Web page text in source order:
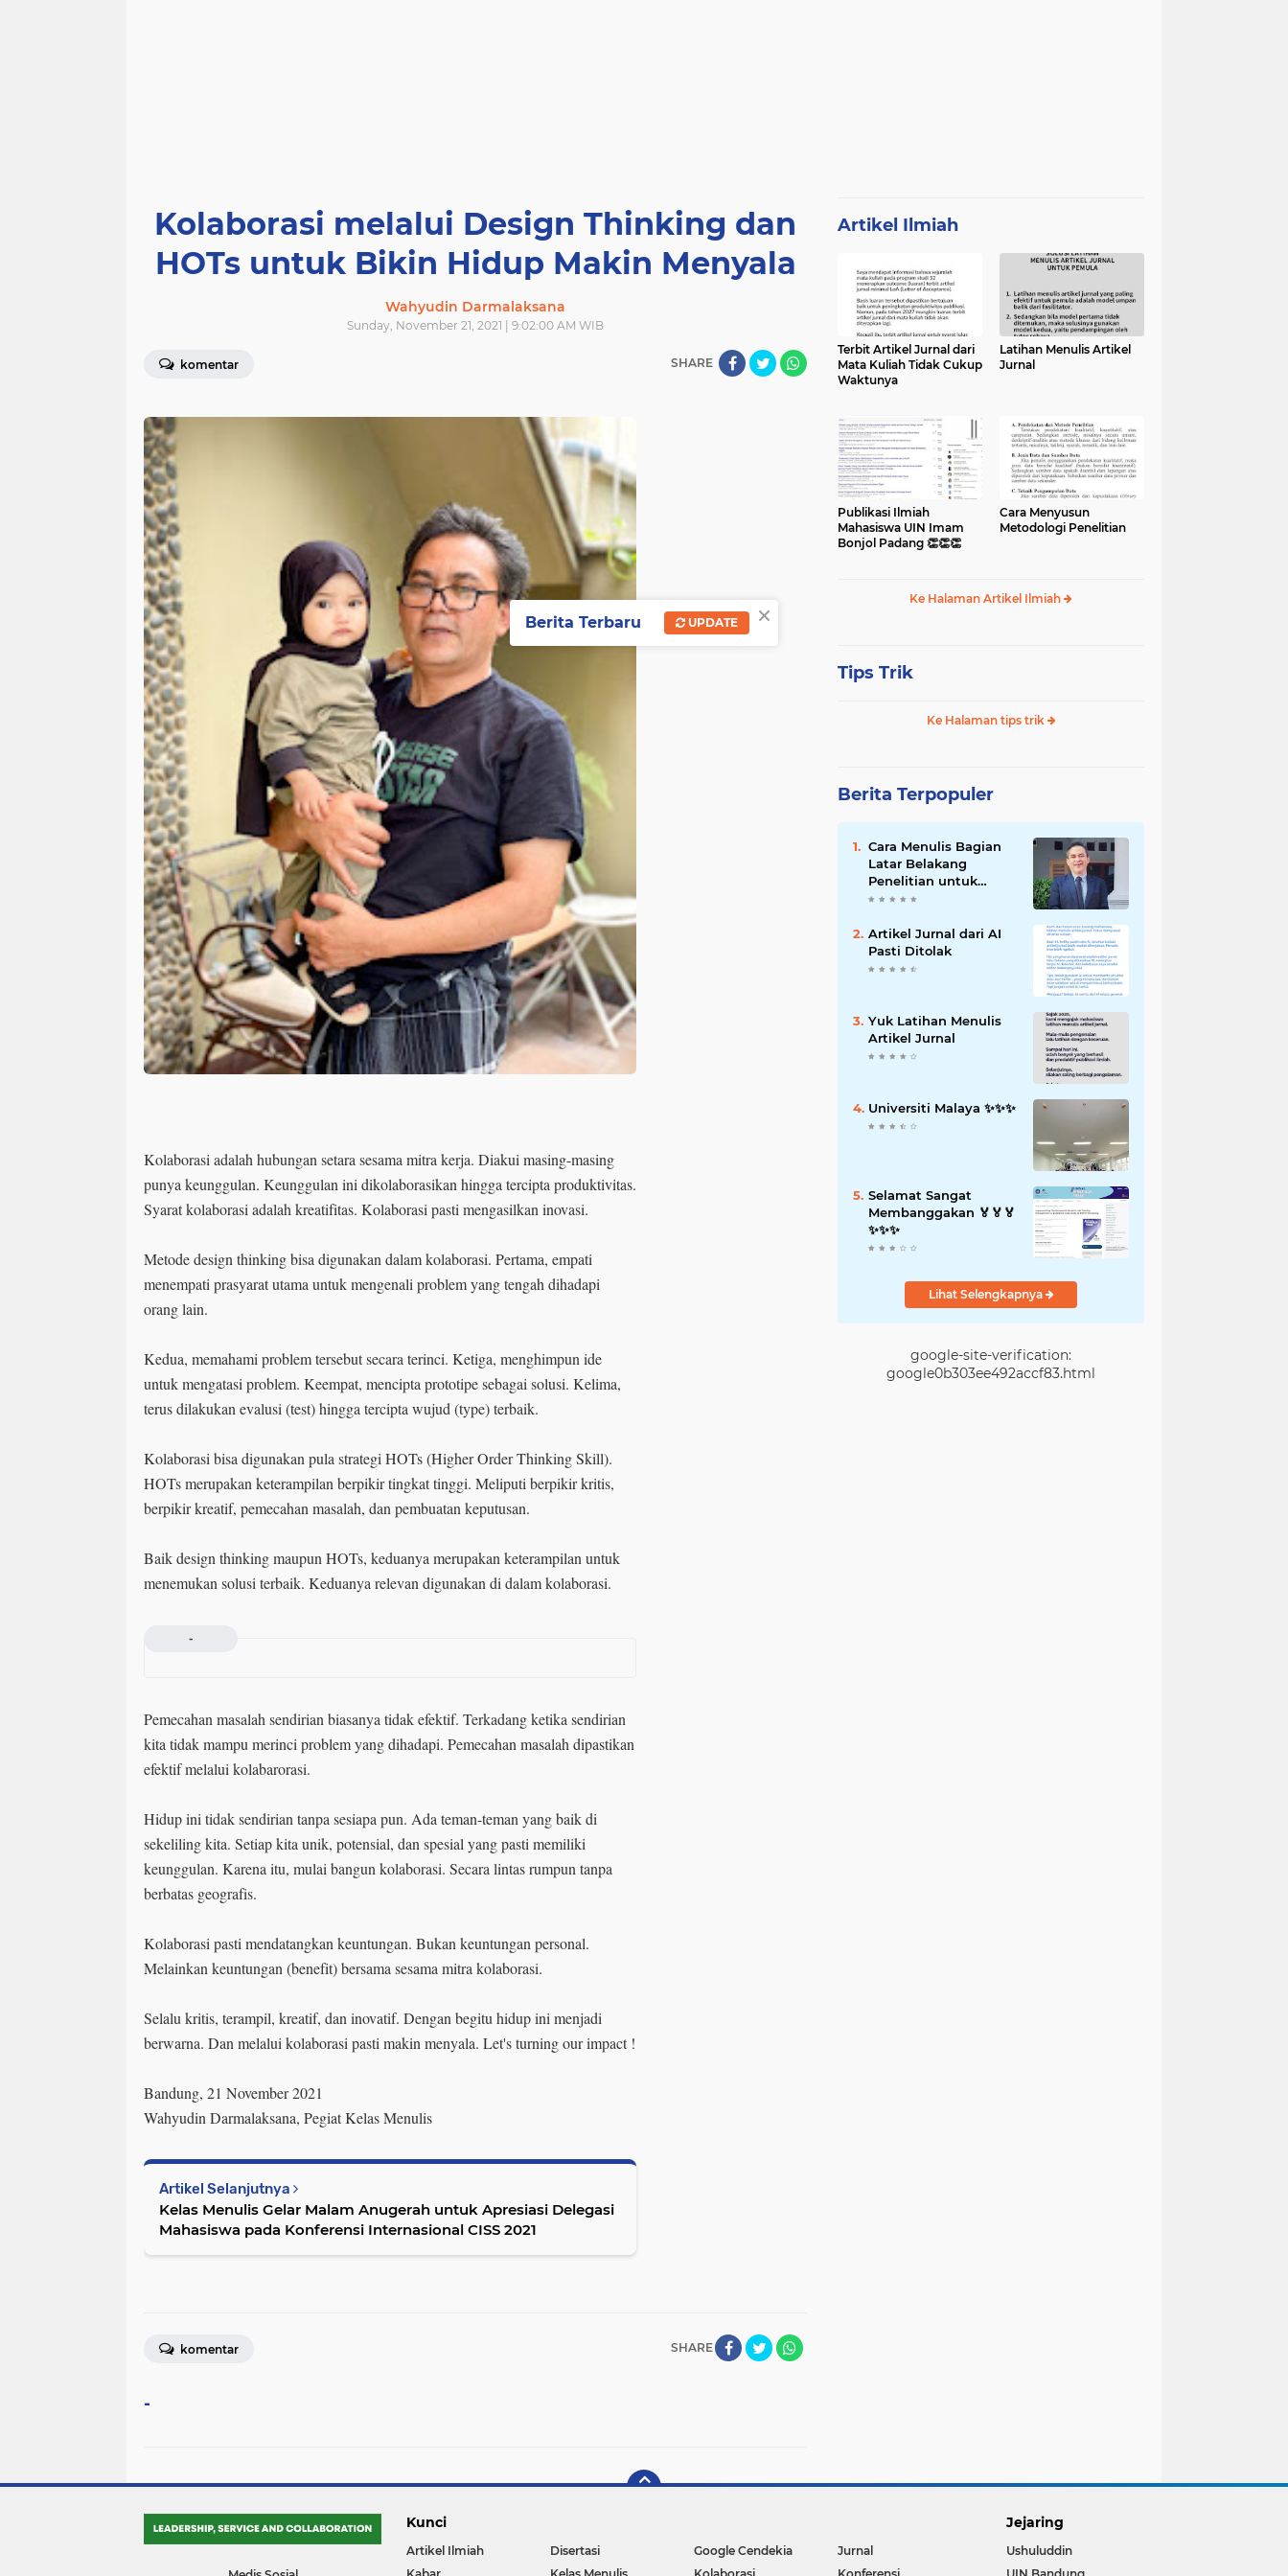
Kolaborasi melalui Design Thinking dan
HOTs untuk Bikin Hidup Makin Menyala
Wahyudin Darmalaksana
Sunday, November 21, 2021 | 9:02:00 AM WIB
komentar SHARE
Kolaborasi adalah hubungan setara sesama mitra kerja. Diakui masing-masing
punya keunggulan. Keunggulan ini dikolaborasikan hingga tercipta produktivitas.
Syarat kolaborasi adalah kreatifitas. Kolaborasi pasti mengasilkan inovasi.
Metode design thinking bisa digunakan dalam kolaborasi. Pertama, empati
menempati prasyarat utama untuk mengenali problem yang tengah dihadapi
orang lain.
Kedua, memahami problem tersebut secara terinci. Ketiga, menghimpun ide
untuk mengatasi problem. Keempat, mencipta prototipe sebagai solusi. Kelima,
terus dilakukan evalusi (test) hingga tercipta wujud (type) terbaik.
Kolaborasi bisa digunakan pula strategi HOTs (Higher Order Thinking Skill).
HOTs merupakan keterampilan berpikir tingkat tinggi. Meliputi berpikir kritis,
berpikir kreatif, pemecahan masalah, dan pembuatan keputusan.
Baik design thinking maupun HOTs, keduanya merupakan keterampilan untuk
menemukan solusi terbaik. Keduanya relevan digunakan di dalam kolaborasi.
-
Pemecahan masalah sendirian biasanya tidak efektif. Terkadang ketika sendirian
kita tidak mampu merinci problem yang dihadapi. Pemecahan masalah dipastikan
efektif melalui kolabarorasi.
Hidup ini tidak sendirian tanpa sesiapa pun. Ada teman-teman yang baik di
sekeliling kita. Setiap kita unik, potensial, dan spesial yang pasti memiliki
keunggulan. Karena itu, mulai bangun kolaborasi. Secara lintas rumpun tanpa
berbatas geografis.
Kolaborasi pasti mendatangkan keuntungan. Bukan keuntungan personal.
Melainkan keuntungan (benefit) bersama sesama mitra kolaborasi.
Selalu kritis, terampil, kreatif, dan inovatif. Dengan begitu hidup ini menjadi
berwarna. Dan melalui kolaborasi pasti makin menyala. Let's turning our impact !
Bandung, 21 November 2021
Wahyudin Darmalaksana, Pegiat Kelas Menulis
Artikel Selanjutnya
Kelas Menulis Gelar Malam Anugerah untuk Apresiasi Delegasi
Mahasiswa pada Konferensi Internasional CISS 2021
SHARE
komentar
-
Artikel Ilmiah
Terbit Artikel Jurnal dari
Mata Kuliah Tidak Cukup
Waktunya
Latihan Menulis Artikel
Jurnal
Publikasi Ilmiah
Mahasiswa UIN Imam
Bonjol Padang 👏👏👏
Cara Menyusun
Metodologi Penelitian
Ke Halaman Artikel Ilmiah
Tips Trik
Ke Halaman tips trik
Berita Terpopuler
Cara Menulis Bagian
Latar Belakang
Penelitian untuk
Proposal Skripsi
Artikel Jurnal dari AI
Pasti Ditolak
Yuk Latihan Menulis
Artikel Jurnal
Universiti Malaya ✨️✨️✨️
Selamat Sangat
Membanggakan 🏅🏅🏅
✨️✨️✨️
Lihat Selengkapnya
google-site-verification:
google0b303ee492accf83.html
Kunci
Artikel Ilmiah Disertasi Google Cendekia
Jurnal
Jejaring
Ushuluddin
×
Berita Terbaru UPDATE